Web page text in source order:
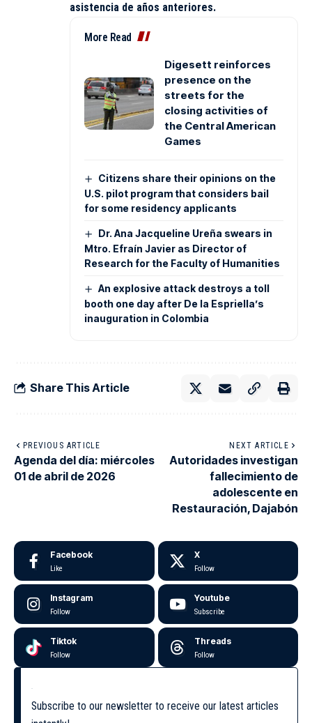
asistencia de años anteriores.
More Read
Digesett reinforces
presence on the
streets for the
closing activities of
the Central American
Games
Citizens share their opinions on the
U.S. pilot program that considers bail
for some residency applicants
Dr. Ana Jacqueline Ureña swears in
Mtro. Efraín Javier as Director of
Research for the Faculty of Humanities
An explosive attack destroys a toll
booth one day after De la Espriella’s
inauguration in Colombia
Share This Article
PREVIOUS ARTICLE
Agenda del día: miércoles
01 de abril de 2026
NEXT ARTICLE
Autoridades investigan
fallecimiento de
adolescente en
Restauración, Dajabón
Facebook
Like
X
Follow
Instagram
Follow
Youtube
Subscribe
Tiktok
Follow
Threads
Follow
Subscribe to our newsletter to receive our latest articles